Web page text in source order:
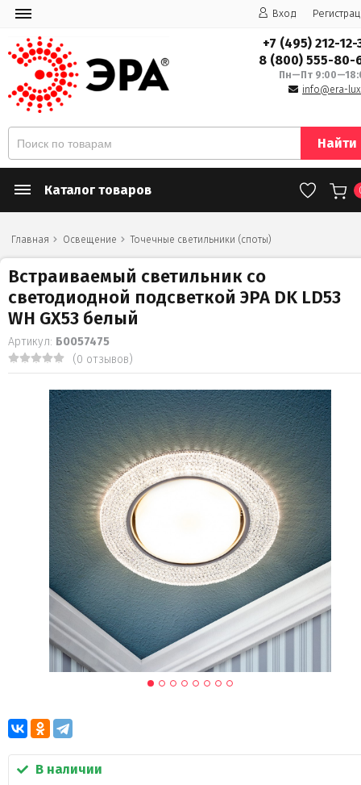
Вход
+7 (495) 212-12-
8 (800) 555-80-
Пн—Пт
info@era-
Найти
Каталог товаров
Главная Освещение Точечные светильники (споты)
Встраиваемый светильник со
светодиодной подсветкой ЭРА DK LD53
WH GX53 белый
Артикул: Б0057475
(0 отзывов)
В наличии